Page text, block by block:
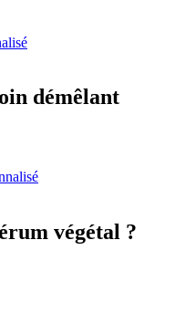
démêlant
végétal ?